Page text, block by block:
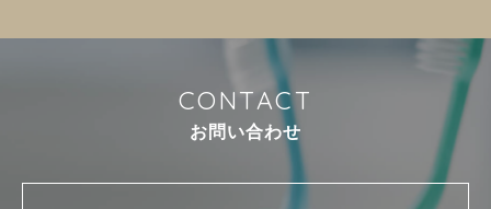
CONTACT
お問い合わせ